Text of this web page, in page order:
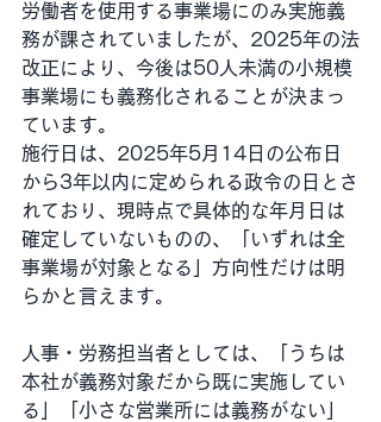
労働者を使用する事業場にのみ実施義
務が課されていましたが、2025年の法
改正により、今後は50人未満の小規模
事業場にも義務化されることが決まっ
ています。
施行日は、2025年5月14日の公布日
から3年以内に定められる政令の日とさ
れており、現時点で具体的な年月日は
確定していないものの、「いずれは全
事業場が対象となる」方向性だけは明
らかと言えます。
人事・労務担当者としては、「うちは
本社が義務対象だから既に実施してい
る」「小さな営業所には義務がない」